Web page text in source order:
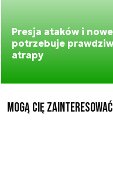
Presja ataków i
potrzebuje
atrapy
Mogą Cię zainteresować